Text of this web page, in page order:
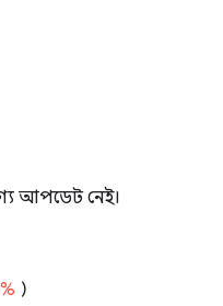
আপডেট নেই।
)